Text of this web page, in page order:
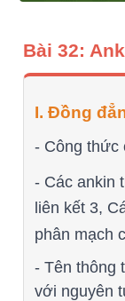
Bài 32:
I. Đồng
- Công thức
- Các ankin
liên kết 3,
phân mạch
- Tên thông
với nguyên